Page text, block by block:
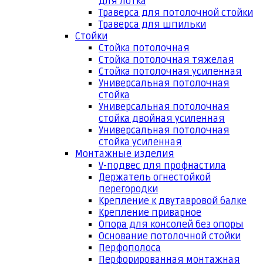
Траверса для потолочной стойки
Траверса для шпильки
Стойки
Стойка потолочная
Стойка потолочная тяжелая
Стойка потолочная усиленная
Универсальная потолочная
стойка
Универсальная потолочная
стойка двойная усиленная
Универсальная потолочная
стойка усиленная
Монтажные изделия
V-подвес для профнастила
Держатель огнестойкой
перегородки
Крепление к двутавровой балке
Крепление приварное
Опора для консолей без опоры
Основание потолочной стойки
Перфополоса
Перфорированная монтажная